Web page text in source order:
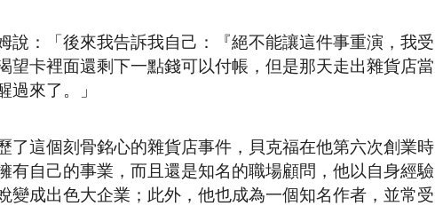
說：「後來我告訴我自己：『絕不能讓這件事重演，我受
卡裡面還剩下一點錢可以付帳，但是那天走出雜貨店當
來了。」
這個刻骨銘心的雜貨店事件，貝克福在他第六次創業時
自己的事業，而且還是知名的職場顧問，他以自身經驗
成出色大企業；此外，他也成為一個知名作者，並常受